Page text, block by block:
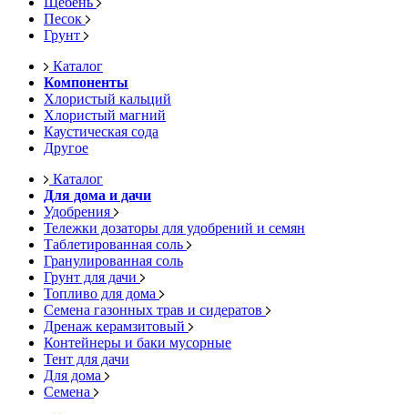
Песок
Грунт
Каталог
Компоненты
Хлористый кальций
Хлористый магний
Каустическая сода
Другое
Каталог
Для дома и дачи
Удобрения
Тележки дозаторы для удобрений и семян
Таблетированная соль
Гранулированная соль
Грунт для дачи
Топливо для дома
Семена газонных трав и сидератов
Дренаж керамзитовый
Контейнеры и баки мусорные
Тент для дачи
Для дома
Семена